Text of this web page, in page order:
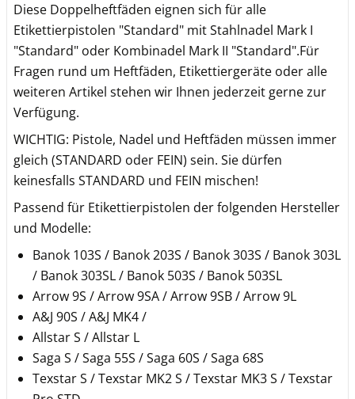
Diese Doppelheftfäden eignen sich für alle
Etikettierpistolen "Standard" mit Stahlnadel Mark I
"Standard" oder Kombinadel Mark II "Standard".Für
Fragen rund um Heftfäden, Etikettiergeräte oder alle
weiteren Artikel stehen wir Ihnen jederzeit gerne zur
Verfügung.
WICHTIG: Pistole, Nadel und Heftfäden müssen immer
gleich (STANDARD oder FEIN) sein. Sie dürfen
keinesfalls STANDARD und FEIN mischen!
Passend für Etikettierpistolen der folgenden Hersteller
und Modelle:
Banok 103S / Banok 203S / Banok 303S / Banok 303L
/ Banok 303SL / Banok 503S / Banok 503SL
Arrow 9S / Arrow 9SA / Arrow 9SB / Arrow 9L
A&J 90S / A&J MK4 /
Allstar S / Allstar L
Saga S / Saga 55S / Saga 60S / Saga 68S
Texstar S / Texstar MK2 S / Texstar MK3 S / Texstar